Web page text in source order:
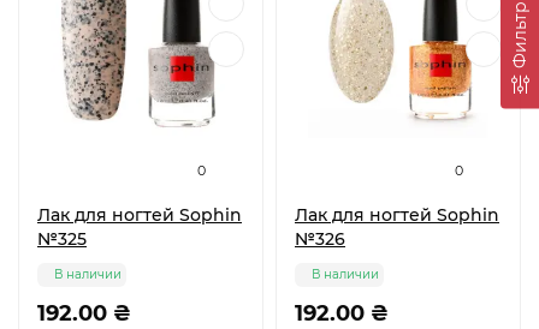
Фильтр
0
Лак для ногтей Sophin
№325
192.00 ₴
В наличии
0
Лак для ногтей Sophin
№326
192.00 ₴
В наличии